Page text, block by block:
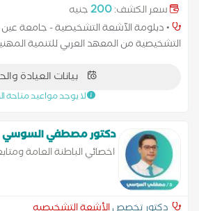
سعر الكشف:200جنيه
• دبلومة الآشعة التشخيصية - جامعة
بيانات العيادة
لا يوجد مواعيد متاحة
دكتور مصطفي السوسي
اخصائي الباطنة العامة